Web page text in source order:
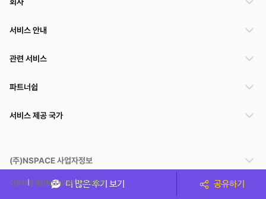
더 많은 후기 보기 공유하기
서비스 안내
관련 서비스
파트너쉽
서비스 제공 국가
(주)NSPACE 사업자정보
이용약관개인정보처리방침운영정책
스페이스클라우드는 통신판매중개자이며 통신판매의 당사자가 아닙니다. 따라서 스페이스클